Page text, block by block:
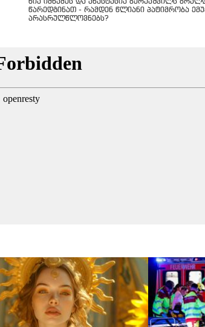
ნია იმნაძეს და ანასტასია ბერუაშვილს
წარედგინათ - რამდენ წლიანი პატიმრობა
არასრულწლოვნებს?